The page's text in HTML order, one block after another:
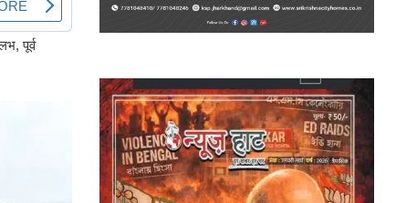
पूर्व